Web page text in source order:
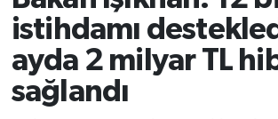
istihdamı
ayda 2 milyar TL
sağlandı
Politika
Ekonomi
İstanbul Trafik Yoğunluk Haritası
Süper Lig Puan Durumu ve